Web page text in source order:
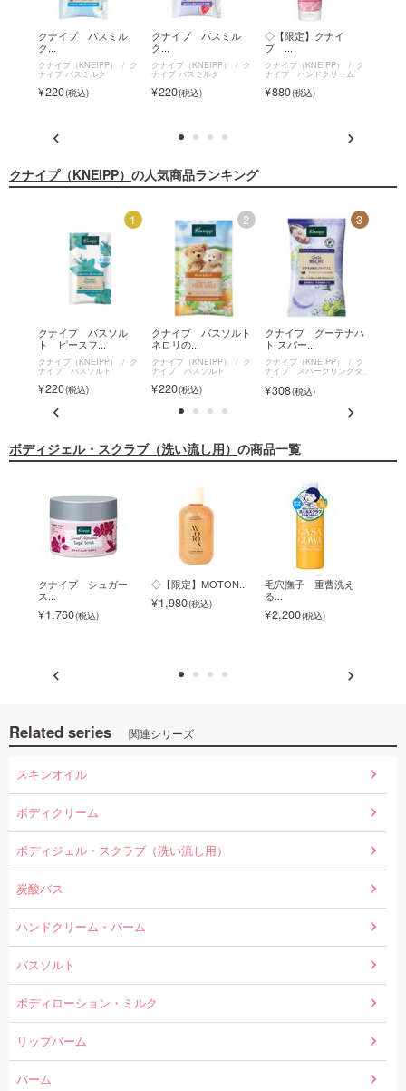
クナイプ バスミル
ク...
クナイプ（KNEIPP） ク
ナイプ バスミルク
220
クナイプ バスミル
ク...
クナイプ（KNEIPP） ク
ナイプ バスミルク
220
◇【限定】クナイ
プ ...
クナイプ（KNEIPP） ク
ナイプ ハンドクリーム
880
クナイプ（KNEIPP） の人気商品ランキング
1
クナイプ バスソル
ト ピースフ...
クナイプ（KNEIPP） ク
ナイプ バスソルト
220
2
クナイプ バスソルト
ネロリの...
クナイプ（KNEIPP） ク
ナイプ バスソルト
220
3
クナイプ グーテナハ
ト スパー...
クナイプ（KNEIPP） ク
ナイプ スパークリングタ
ブレット
308
ボディジェル・スクラブ（洗い流し用） の商品一覧
クナイプ シュガー
ス...
1,760
◇【限定】MOTON...
1,980
毛穴撫子 重曹洗え
る...
2,200
Related series 関連シリーズ
スキンオイル
ボディクリーム
ボディジェル・スクラブ（洗い流し用）
炭酸バス
ハンドクリーム・バーム
バスソルト
ボディローション・ミルク
リップバーム
バーム